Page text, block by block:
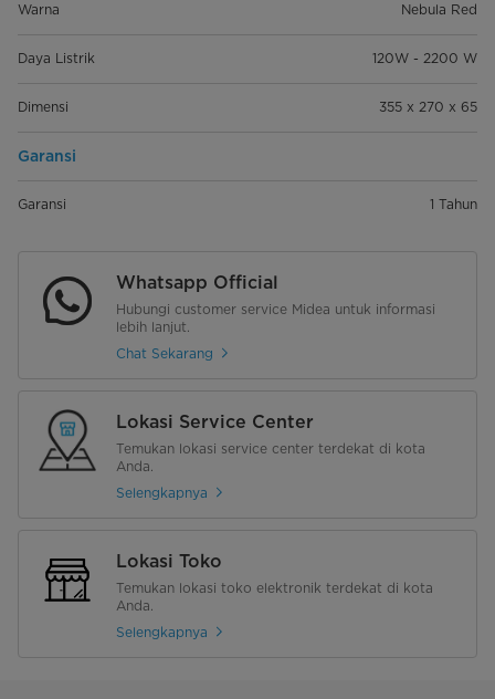
Warna Nebula Red
Daya Listrik 120W - 2200 W
Dimensi 355 x 270 x 65
Garansi
Garansi 1 Tahun
Whatsapp Official
Hubungi customer service Midea untuk informasi
lebih lanjut.
Chat Sekarang
Lokasi Service Center
Temukan lokasi service center terdekat di kota
Anda.
Selengkapnya
Lokasi Toko
Temukan lokasi toko elektronik terdekat di kota
Anda.
Selengkapnya